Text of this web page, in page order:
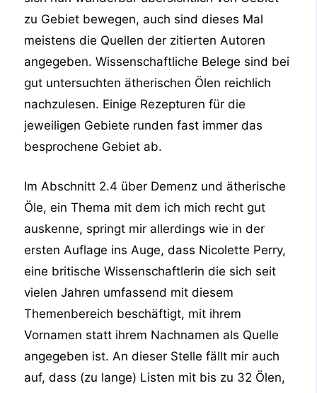
zu Gebiet bewegen, auch sind dieses Mal
meistens die Quellen der zitierten Autoren
angegeben. Wissenschaftliche Belege sind bei
gut untersuchten ätherischen Ölen reichlich
nachzulesen. Einige Rezepturen für die
jeweiligen Gebiete runden fast immer das
besprochene Gebiet ab.
Im Abschnitt 2.4 über Demenz und ätherische
Öle, ein Thema mit dem ich mich recht gut
auskenne, springt mir allerdings wie in der
ersten Auflage ins Auge, dass Nicolette Perry,
eine britische Wissenschaftlerin die sich seit
vielen Jahren umfassend mit diesem
Themenbereich beschäftigt, mit ihrem
Vornamen statt ihrem Nachnamen als Quelle
angegeben ist. An dieser Stelle fällt mir auch
auf, dass (zu lange) Listen mit bis zu 32 Ölen,